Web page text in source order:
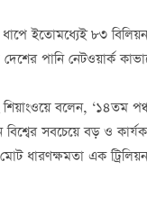
ইতোমধ্যেই ৮৩
পানি নেটওয়ার্ক
শিয়াংওয়ে বলেন, ‘১৪তম
সবচেয়ে বড় ও
ধারণক্ষমতা এক